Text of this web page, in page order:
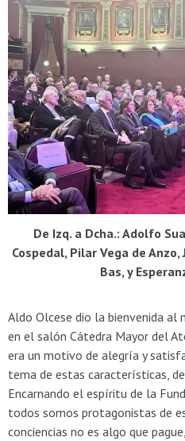
De Izq. a Dcha.: Adolfo
Cospedal, Pilar Vega de
Bas, y
Aldo Olcese dio la bienvenida al
en el salón Cátedra Mayor del
era un motivo de alegría y
tema de estas características,
Encarnando el espíritu de la
todos somos protagonistas de
conciencias no es algo que